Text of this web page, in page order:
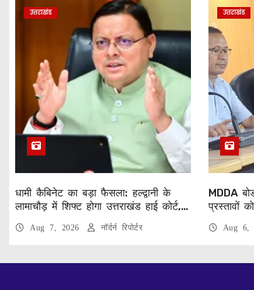
उत्तराखंड
धामी कैबिनेट का बड़ा फैसला: हल्द्वानी के
लामाचौड़ में शिफ्ट होगा उत्तराखंड हाई कोर्ट,
Aug 7, 2026 नॉर्दर्न रिपोर्टर
उत्तराखंड
MDDA
प्रस्तावों
पर्यटन
Aug 6,